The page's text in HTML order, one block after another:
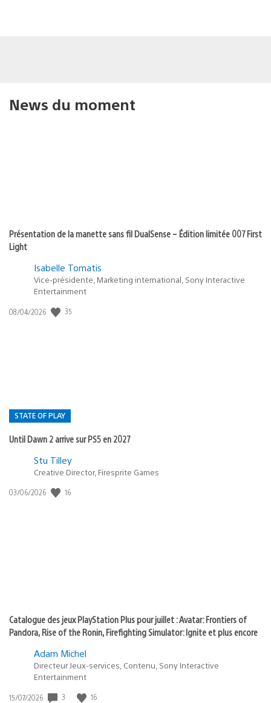
News du moment
Présentation de la manette sans fil DualSense – Édition limitée 007 First
Light
Isabelle Tomatis
Vice-présidente, Marketing international, Sony Interactive
Entertainment
Date
08/04/2026 35
STATE OF PLAY
Until Dawn 2 arrive sur PS5 en 2027
Postée
:
Stu Tilley
Creative Director, Firesprite Games
Date
03/06/2026 16
Catalogue des jeux PlayStation Plus pour juillet : Avatar: Frontiers of
Pandora, Rise of the Ronin, Firefighting Simulator: Ignite et plus encore
Adam Michel
Directeur Jeux-services, Contenu, Sony Interactive
Entertainment
Date
15/07/2026 3 16